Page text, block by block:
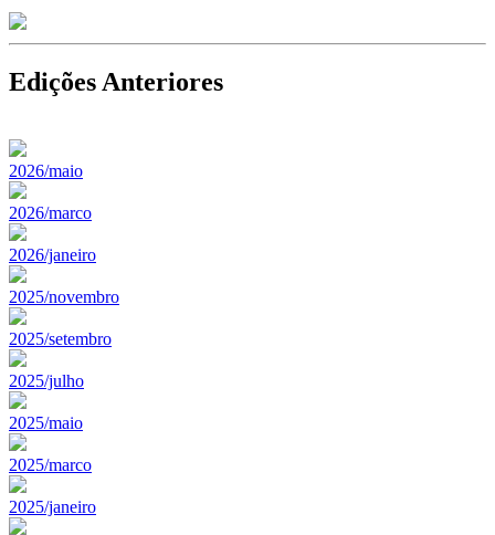
Edições Anteriores
2026/maio
2026/marco
2026/janeiro
2025/novembro
2025/setembro
2025/julho
2025/maio
2025/marco
2025/janeiro